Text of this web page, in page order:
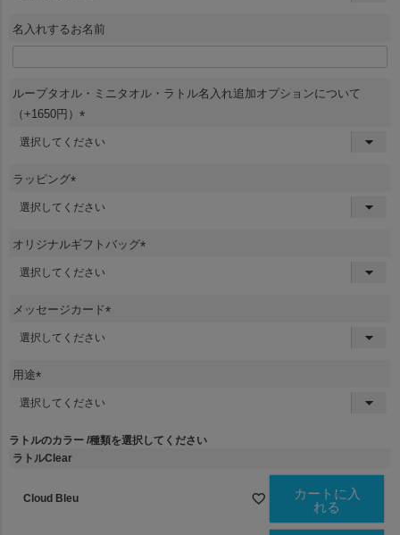
生産
企画・刺繍
名入れするお名前
ループタオル・ミニタオル・ラトル名入れ追加オプションについて
（+1650円）
(
ラッピング
オリジナルギフトバッグ
メッセージカード
用途
(
)
ラトルのカラー 種類を選択してください
ラトルClear
Cloud Bleu
カートに入
れる